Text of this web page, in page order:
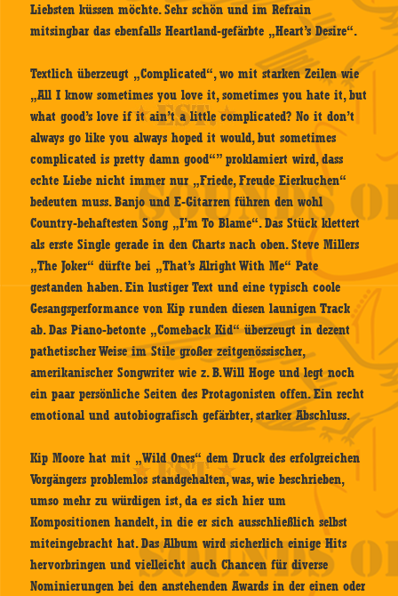
Liebsten küssen möchte. Sehr schön und im Refrain
mitsingbar das ebenfalls Heartland-gefärbte „Heart’s Desire“.
Textlich überzeugt „Complicated“, wo mit starken Zeilen wie
„All I know sometimes you love it, sometimes you hate it, but
what good’s love if it ain’t a little complicated? No it don’t
always go like you always hoped it would, but sometimes
complicated is pretty damn good“” proklamiert wird, dass
echte Liebe nicht immer nur „Friede, Freude Eierkuchen“
bedeuten muss. Banjo und E-Gitarren führen den wohl
Country-behaftesten Song „I’m To Blame“. Das Stück klettert
als erste Single gerade in den Charts nach oben. Steve Millers
„The Joker“ dürfte bei „That’s Alright With Me“ Pate
gestanden haben. Ein lustiger Text und eine typisch coole
Gesangsperformance von Kip runden diesen launigen Track
ab. Das Piano-betonte „Comeback Kid“ überzeugt in dezent
pathetischer Weise im Stile großer zeitgenössischer,
amerikanischer Songwriter wie z. B. Will Hoge und legt noch
ein paar persönliche Seiten des Protagonisten offen. Ein recht
emotional und autobiografisch gefärbter, starker Abschluss.
Kip Moore hat mit „Wild Ones“ dem Druck des erfolgreichen
Vorgängers problemlos standgehalten, was, wie beschrieben,
umso mehr zu würdigen ist, da es sich hier um
Kompositionen handelt, in die er sich ausschließlich selbst
miteingebracht hat. Das Album wird sicherlich einige Hits
hervorbringen und vielleicht auch Chancen für diverse
Nominierungen bei den anstehenden Awards in der einen oder